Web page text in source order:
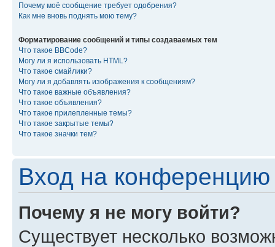
Почему моё сообщение требует одобрения?
Как мне вновь поднять мою тему?
Форматирование сообщений и типы создаваемых тем
Что такое BBCode?
Могу ли я использовать HTML?
Что такое смайлики?
Могу ли я добавлять изображения к сообщениям?
Что такое важные объявления?
Что такое объявления?
Что такое прилепленные темы?
Что такое закрытые темы?
Что такое значки тем?
Вход на конференцию
Почему я не могу войти?
Существует несколько